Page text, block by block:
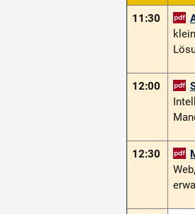
11:30
12:00
12:30